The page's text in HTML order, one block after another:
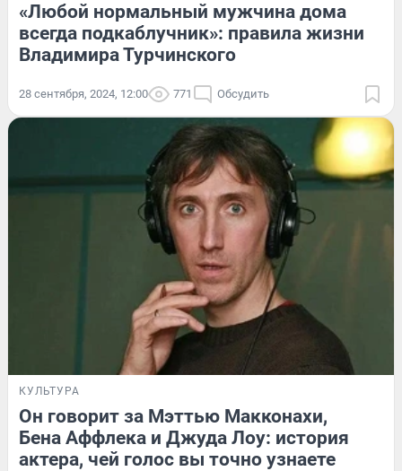
«Любой нормальный мужчина дома
всегда подкаблучник»: правила жизни
Владимира Турчинского
28 сентября, 2024, 12:00 771 Обсудить
КУЛЬТУРА
Он говорит за Мэттью Макконахи,
Бена Аффлека и Джуда Лоу: история
актера, чей голос вы точно узнаете